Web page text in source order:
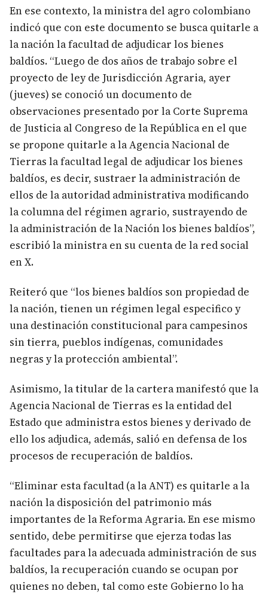
En ese contexto, la ministra del agro colombiano
indicó que con este documento se busca quitarle a
la nación la facultad de adjudicar los bienes
baldíos. “Luego de dos años de trabajo sobre el
proyecto de ley de Jurisdicción Agraria, ayer
(jueves) se conoció un documento de
observaciones presentado por la Corte Suprema
de Justicia al Congreso de la República en el que
se propone quitarle a la Agencia Nacional de
Tierras la facultad legal de adjudicar los bienes
baldíos, es decir, sustraer la administración de
ellos de la autoridad administrativa modificando
la columna del régimen agrario, sustrayendo de
la administración de la Nación los bienes baldíos”,
escribió la ministra en su cuenta de la red social
en X​.
Reiteró que “los bienes baldíos son propiedad de
la nación, tienen un régimen legal especifico y
una destinación constitucional para campesinos
sin tierra, pueblos indígenas, comunidades
negras y la protección ambiental”.
Asimismo, la titular de la cartera manifestó que la
Agencia Nacional de Tierras es la entidad del
Estado que administra estos bienes y derivado de
ello los adjudica, además, salió en defensa de los
procesos de recuperación de baldíos.
“Eliminar esta facultad (a la ANT) es quitarle a la
nación la disposición del patrimonio más
importantes de la Reforma Agraria. En ese mismo
sentido, debe permitirse que ejerza todas las
facultades para la adecuada administración de sus
baldíos, la recuperación cuando se ocupan por
quienes no deben, tal como este Gobierno lo ha